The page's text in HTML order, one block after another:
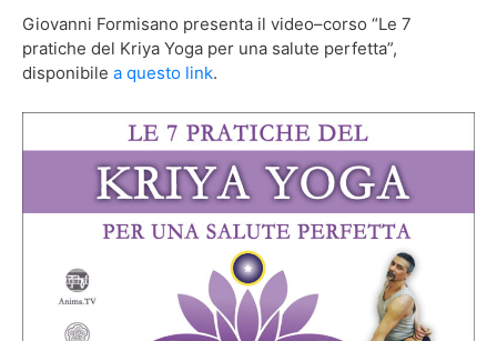
Giovanni Formisano presenta il video–corso “Le 7
pratiche del Kriya Yoga per una salute perfetta”,
disponibile a questo link.